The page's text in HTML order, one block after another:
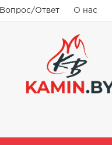
Вопрос/Ответ О нас